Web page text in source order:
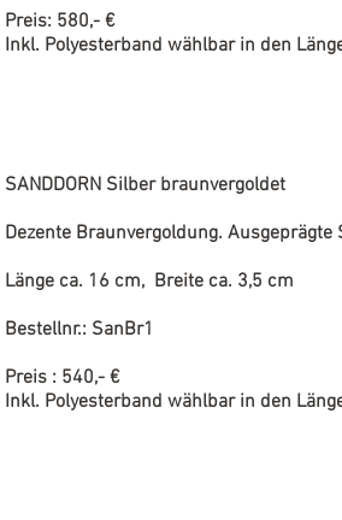
Preis: 580,- €
Inkl. Polyesterband wählbar in den
SANDDORN Silber braunvergoldet
Dezente Braunvergoldung.
Länge ca. 16 cm, Breite ca. 3,5 cm
Bestellnr.: SanBr1
Preis : 540,- €
Inkl. Polyesterband wählbar in den